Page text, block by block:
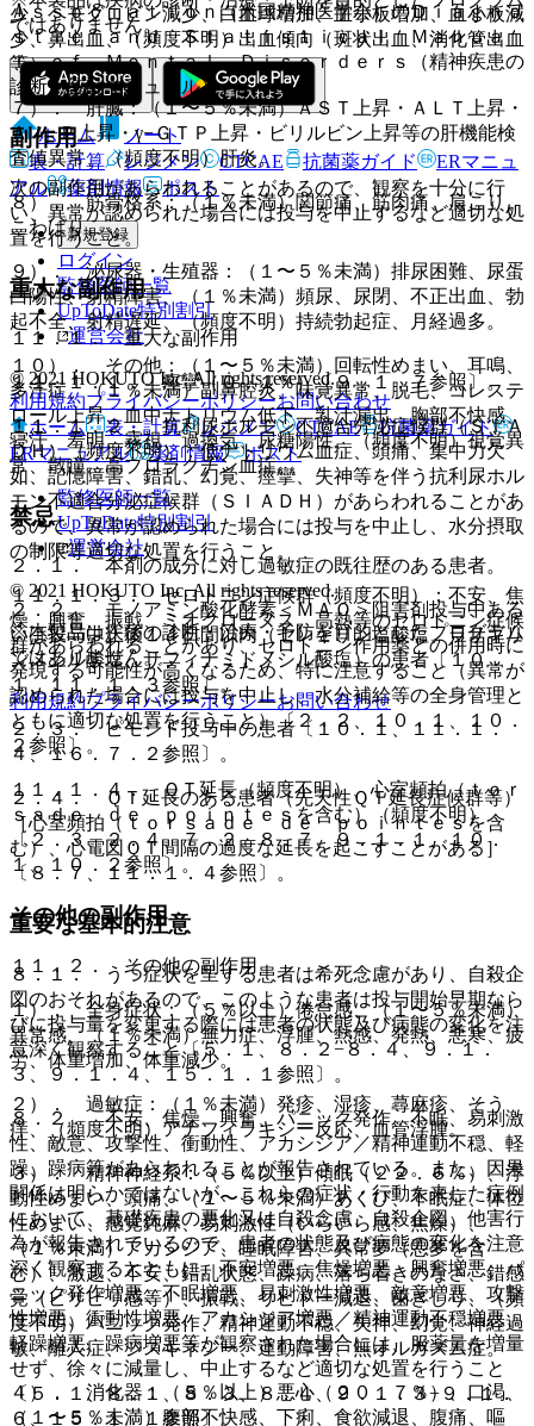
少、ヘモグロビン減少、白血球増加、血小板増加、血小板減
少、鼻出血、（頻度不明）出血傾向（斑状出血、消化管出血
等）。
７）． 肝臓：（１〜５％未満）ＡＳＴ上昇・ＡＬＴ上昇・
Ａｌ−Ｐ上昇・γ−ＧＴＰ上昇・ビリルビン上昇等の肝機能検
査値異常、（頻度不明）肝炎。
８）． 筋骨格系：（１％未満）関節痛、筋肉痛、肩こり、
こわばり。
９）． 泌尿器・生殖器：（１〜５％未満）排尿困難、尿蛋
白陽性、射精障害、（１％未満）頻尿、尿閉、不正出血、勃
起不全、射精遅延、（頻度不明）持続勃起症、月経過多。
１０）． その他：（１〜５％未満）回転性めまい、耳鳴、
多汗症、（１％未満）副鼻腔炎、味覚異常、脱毛、コレステ
ロール上昇、血中ナトリウム低下、乳汁漏出、胸部不快感、
寝汗、羞明、霧視、過換気、尿糖陽性、（頻度不明）視覚異
常、散瞳、高プロラクチン血症。
禁忌
２．１． 本剤の成分に対し過敏症の既往歴のある患者。
２．２． モノアミン酸化酵素＜ＭＡＯ＞阻害剤投与中ある
いは投与中止後１４日間以内（セレギリン塩酸塩、ラサギリ
ンメシル酸塩、サフィナミドメシル酸塩）の患者〔１０．
１、１１．１．３参照〕。
２．３． ピモジド投与中の患者〔１０．１、１１．１．
４、１６．７．２参照〕。
２．４． ＱＴ延長のある患者（先天性ＱＴ延長症候群等）
［心室頻拍（ｔｏｒｓａｄｅ ｄｅ ｐｏｉｎｔｅｓを含
む）、心電図ＱＴ間隔の過度な延長を起こすことがある］
〔８．７、１１．１．４参照〕。
重要な基本的注意
８．１． うつ症状を呈する患者は希死念慮があり、自殺企
図のおそれがあるので、このような患者は投与開始早期なら
びに投与量を変更する際には患者の状態及び病態の変化を注
意深く観察すること〔５．１、８．２−８．４、９．１．
３、９．１．４、１５．１．１参照〕。
８．２． 不安、焦燥、興奮、パニック発作、不眠、易刺激
性、敵意、攻撃性、衝動性、アカシジア／精神運動不穏、軽
躁、躁病等があらわれることが報告されている。また、因果
関係は明らかではないが、これらの症状・行動を来した症例
において、基礎疾患の悪化又は自殺念慮、自殺企図、他害行
為が報告されているので、患者の状態及び病態の変化を注意
深く観察するとともに、不安増悪、焦燥増悪、興奮増悪、パ
ニック発作増悪、不眠増悪、易刺激性増悪、敵意増悪、攻撃
性増悪、衝動性増悪、アカシジア増悪／精神運動不穏増悪、
軽躁増悪、躁病増悪等が観察された場合には、服薬量を増量
せず、徐々に減量し、中止するなど適切な処置を行うこと
〔５．１、８．１、８．３、８．４、９．１．３−９．１．
６、１５．１．１参照〕。
Ａｓｓｏｃｉａｔｉｏｎ（米国精神医学会）のＤｉａｇｎｏ
ｓｔｉｃ ａｎｄ Ｓｔａｔｉｓｔｉｃａｌ Ｍａｎｕａ
ｌ ｏｆ Ｍｅｎｔａｌ Ｄｉｓｏｒｄｅｒｓ（精神疾患の
診断・統計マニュアル）。
副作用
次の副作用があらわれることがあるので、観察を十分に行
い、異常が認められた場合には投与を中止するなど適切な処
置を行うこと。
重大な副作用
１１．１． 重大な副作用
１１．１．１． 痙攣（０．１％）〔９．１．７参照〕。
１１．１．２． 抗利尿ホルモン不適合分泌症候群（ＳＩＡ
ＤＨ）（頻度不明）：低ナトリウム血症、頭痛、集中力欠
如、記憶障害、錯乱、幻覚、痙攣、失神等を伴う抗利尿ホル
モン不適合分泌症候群（ＳＩＡＤＨ）があらわれることがあ
るので、異常が認められた場合には投与を中止し、水分摂取
の制限等適切な処置を行うこと。
１１．１．３． セロトニン症候群（頻度不明）：不安、焦
燥、興奮、振戦、ミオクローヌス、高熱等のセロトニン症候
群があらわれることがあり、セロトニン作用薬との併用時に
発現する可能性が高くなるため、特に注意すること（異常が
認められた場合には投与を中止し、水分補給等の全身管理と
ともに適切な処置を行うこと）〔２．２、１０．１、１０．
２参照〕。
１１．１．４． ＱＴ延長（頻度不明）、心室頻拍（ｔｏｒ
ｓａｄｅ ｄｅ ｐｏｉｎｔｅｓを含む）（頻度不明）
〔２．３、２．４、７．２、８．７、９．１．１、１０．
１、１０．２参照〕。
その他の副作用
１１．２． その他の副作用
１）． 全身症状：（５％以上）倦怠感、（１〜５％未満）
異常感、（１％未満）無力症、浮腫、熱感、発熱、悪寒、疲
労、体重増加、体重減少。
２）． 過敏症：（１％未満）発疹、湿疹、蕁麻疹、そう
痒、（頻度不明）アナフィラキシー反応、血管浮腫。
３）． 精神神経系：（５％以上）傾眠（２２．６％）、浮
動性めまい、頭痛、（１〜５％未満）あくび、不眠症、体位
性めまい、感覚鈍麻、易刺激性（いらいら感、焦燥）、
（１％未満）アカシジア、睡眠障害、異常夢（悪夢を含
む）、激越、不安、錯乱状態、躁病、落ち着きのなさ、錯感
覚（ピリピリ感等）、振戦、リビドー減退、歯ぎしり、（頻
度不明）パニック発作、精神運動不穏、失神、幻覚、神経過
敏、離人症、ジスキネジー、運動障害、無オルガズム症。
４）． 消化器：（５％以上）悪心（２０．７％）、口渇、
（１〜５％未満）腹部不快感、下痢、食欲減退、腹痛、嘔
ではありません。
ホーム
ノート
表・計算
レジメン CTCAE 抗菌薬ガイド
ERマニュ
アル
薬剤情報 ポスト
新規登録
ログイン
監修医師一覧
UpToDate特別割引
運営会社
© 2021 HOKUTO Inc. All rights reserved.
利用規約プライバシーポリシーお問い合わせ
ホーム
表・計算 レジメン CTCAE
抗菌薬ガイド
ERマニュアル
薬剤情報 ポスト
監修医師一覧
UpToDate特別割引
運営会社
© 2021 HOKUTO Inc. All rights reserved.
※本製品は疾病の診断・治療・予防を目的としたプログラム
ではありません。
利用規約プライバシーポリシーお問い合わせ